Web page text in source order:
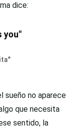
dice:
you"
sueño no aparece
que necesita
sentido, la